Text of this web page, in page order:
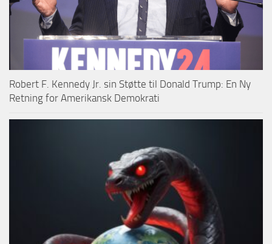
Robert F. Kennedy Jr. sin Støtte til Donald Trump: En Ny
Retning for Amerikansk Demokrati